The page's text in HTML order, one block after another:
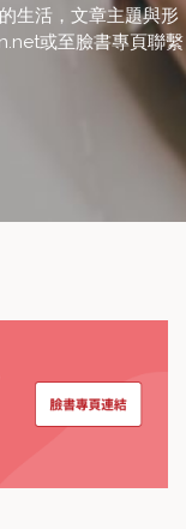
生活，文章主題與形
或至臉書專頁聯繫